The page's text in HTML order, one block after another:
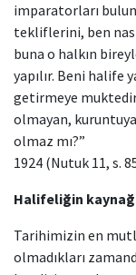
imparatorları
tekliflerini, ben
buna o halkın
yapılır. Beni halife
getirmeye
olmayan,
olmaz mı?”
1924 (Nutuk 11, s.
Halifeliğin
Tarihimizin en
olmadıkları